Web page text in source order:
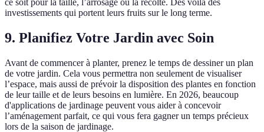
ce soit pour la taille, l’arrosage ou la récolte. Des voilà des
investissements qui portent leurs fruits sur le long terme.
9. Planifiez Votre Jardin avec Soin
Avant de commencer à planter, prenez le temps de dessiner un plan
de votre jardin. Cela vous permettra non seulement de visualiser
l’espace, mais aussi de prévoir la disposition des plantes en fonction
de leur taille et de leurs besoins en lumière. En 2026, beaucoup
d'applications de jardinage peuvent vous aider à concevoir
l’aménagement parfait, ce qui vous fera gagner un temps précieux
lors de la saison de jardinage.